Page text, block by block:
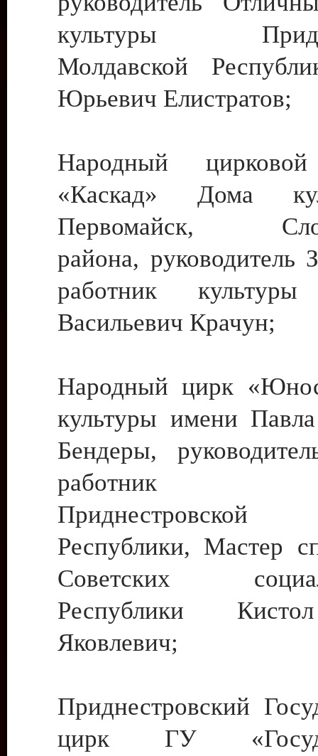
культуры
Молдавской
Юрьевич Елистратов;
Народный цирковой
«Каскад» Дома
Первомайск,
района, руководитель
работник культуры
Васильевич Крачун;
Народный цирк
культуры имени
Бендеры,
работник
Приднестровской
Республики, Мастер
Советских
Республики
Яковлевич;
Приднестровский
цирк ГУ